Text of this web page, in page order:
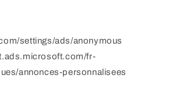
settings/ads/anonymous
fr-
annonces-personnalisees